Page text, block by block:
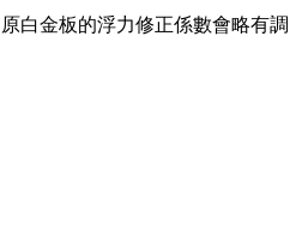
白金板的浮力修正係數會略有調